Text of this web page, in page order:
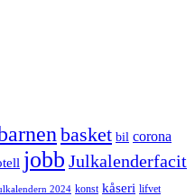
basket bil corona
jobb Julkalenderfacit
2024 konst kåseri lifvet